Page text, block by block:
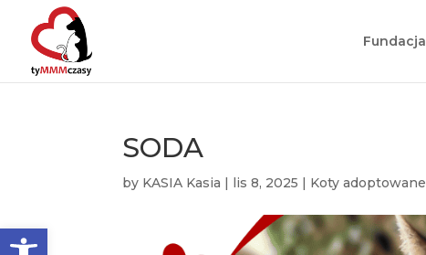
Otwórz pasek narzędzi
Fundacja
SODA
by KASIA Kasia | lis 8, 2025 | Koty adoptowane